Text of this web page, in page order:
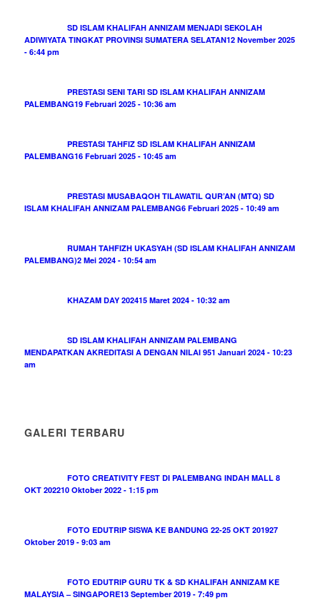
SD ISLAM KHALIFAH ANNIZAM MENJADI SEKOLAH
ADIWIYATA TINGKAT PROVINSI SUMATERA SELATAN12 November 2025
- 6:44 pm
PRESTASI SENI TARI SD ISLAM KHALIFAH ANNIZAM
PALEMBANG19 Februari 2025 - 10:36 am
PRESTASI TAHFIZ SD ISLAM KHALIFAH ANNIZAM
PALEMBANG16 Februari 2025 - 10:45 am
PRESTASI MUSABAQOH TILAWATIL QUR’AN (MTQ) SD
ISLAM KHALIFAH ANNIZAM PALEMBANG6 Februari 2025 - 10:49 am
RUMAH TAHFIZH UKASYAH (SD ISLAM KHALIFAH ANNIZAM
PALEMBANG)2 Mei 2024 - 10:54 am
KHAZAM DAY 202415 Maret 2024 - 10:32 am
SD ISLAM KHALIFAH ANNIZAM PALEMBANG
MENDAPATKAN AKREDITASI A DENGAN NILAI 951 Januari 2024 - 10:23
am
GALERI TERBARU
FOTO CREATIVITY FEST DI PALEMBANG INDAH MALL 8
OKT 202210 Oktober 2022 - 1:15 pm
FOTO EDUTRIP SISWA KE BANDUNG 22-25 OKT 201927
Oktober 2019 - 9:03 am
FOTO EDUTRIP GURU TK & SD KHALIFAH ANNIZAM KE
MALAYSIA – SINGAPORE13 September 2019 - 7:49 pm